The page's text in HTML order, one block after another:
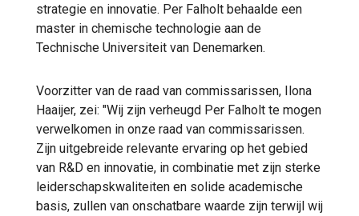
strategie en innovatie. Per Falholt behaalde een
master in chemische technologie aan de
Technische Universiteit van Denemarken.
Voorzitter van de raad van commissarissen, Ilona
Haaijer, zei: "Wij zijn verheugd Per Falholt te mogen
verwelkomen in onze raad van commissarissen.
Zijn uitgebreide relevante ervaring op het gebied
van R&D en innovatie, in combinatie met zijn sterke
leiderschapskwaliteiten en solide academische
basis, zullen van onschatbare waarde zijn terwijl wij